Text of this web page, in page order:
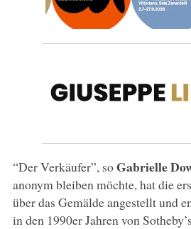
“Der Verkäufer”, soGabrielle
anonym bleiben möchte, hat die
über das Gemälde angestellt und
in den 1990er Jahren von